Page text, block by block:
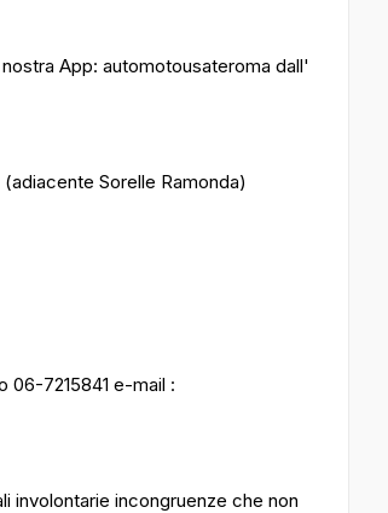
App: automotousateroma dall'
Sorelle Ramonda)
06-7215841 e-mail :
involontarie incongruenze che non